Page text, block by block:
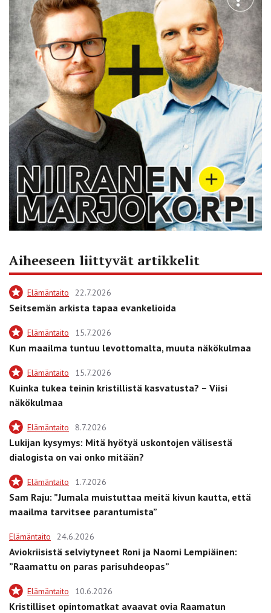
Aiheeseen liittyvät artikkelit
Elämäntaito 22.7.2026
Seitsemän arkista tapaa evankelioida
Elämäntaito 15.7.2026
Kun maailma tuntuu levottomalta, muuta näkökulmaa
Elämäntaito 15.7.2026
Kuinka tukea teinin kristillistä kasvatusta? – Viisi
näkökulmaa
Elämäntaito 8.7.2026
Lukijan kysymys: Mitä hyötyä uskontojen välisestä
dialogista on vai onko mitään?
Elämäntaito 1.7.2026
Sam Raju: ”Jumala muistuttaa meitä kivun kautta, että
maailma tarvitsee parantumista”
Elämäntaito 24.6.2026
Aviokriisistä selviytyneet Roni ja Naomi Lempiäinen:
”Raamattu on paras parisuhdeopas”
Elämäntaito 10.6.2026
Kristilliset opintomatkat avaavat ovia Raamatun